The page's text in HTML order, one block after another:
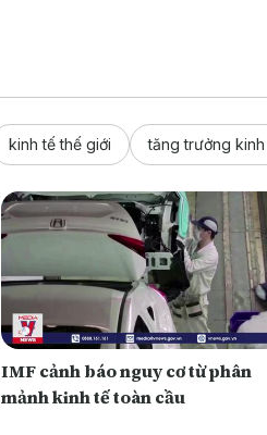
kinh tế thế giới tăng trưởng
IMF cảnh báo nguy cơ từ phân
mảnh kinh tế toàn cầu